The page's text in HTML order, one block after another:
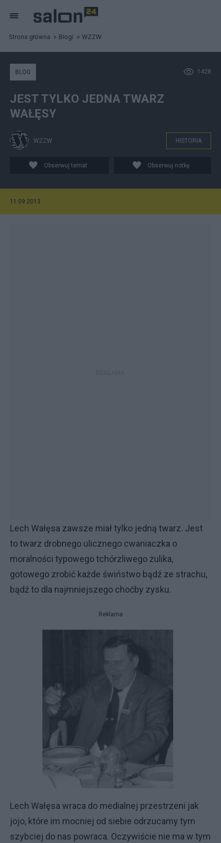
Strona główna Blogi WZZW
1428
BLOG
JEST TYLKO JEDNA TWARZ
WAŁĘSY
WZZW HISTORIA
Obserwuj temat Obserwuj notkę
11.09.2013
Lech Wałęsa zawsze miał tylko jedną twarz. Jest
to twarz drobnego ulicznego cwaniaczka o
moralności typowego tchórzliwego żulika,
gotowego zrobić każde świństwo bądź ze strachu,
bądź to dla najmniejszego choćby zysku.
Reklama
Lech Wałęsa wraca do medialnej przestrzeni jak
jojo, które im mocniej od siebie odrzucamy tym
szybciej do nas powraca. Oczywiście nie ma w tym